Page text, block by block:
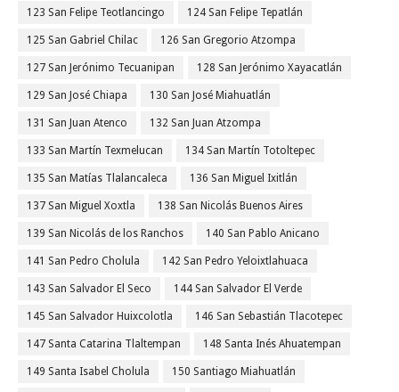
123 San Felipe Teotlancingo 124 San Felipe Tepatlán
125 San Gabriel Chilac 126 San Gregorio Atzompa
127 San Jerónimo Tecuanipan 128 San Jerónimo Xayacatlán
129 San José Chiapa 130 San José Miahuatlán
131 San Juan Atenco 132 San Juan Atzompa
133 San Martín Texmelucan 134 San Martín Totoltepec
135 San Matías Tlalancaleca 136 San Miguel Ixitlán
137 San Miguel Xoxtla 138 San Nicolás Buenos Aires
139 San Nicolás de los Ranchos 140 San Pablo Anicano
141 San Pedro Cholula 142 San Pedro Yeloixtlahuaca
143 San Salvador El Seco 144 San Salvador El Verde
145 San Salvador Huixcolotla 146 San Sebastián Tlacotepec
147 Santa Catarina Tlaltempan 148 Santa Inés Ahuatempan
149 Santa Isabel Cholula 150 Santiago Miahuatlán